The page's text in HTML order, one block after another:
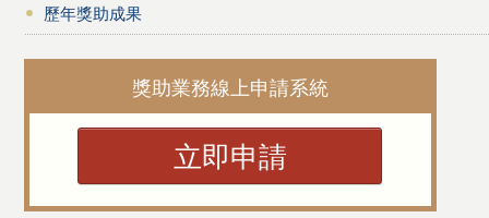
歷年獎助成果
獎助業務線上申請系統
立即申請